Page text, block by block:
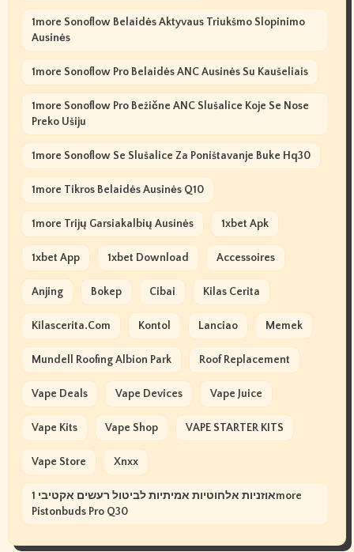
1more Sonoflow Belaidės Aktyvaus Triukšmo Slopinimo
Ausinės
1more Sonoflow Pro Belaidės ANC Ausinės Su Kaušeliais
1more Sonoflow Pro Bežične ANC Slušalice Koje Se Nose
Preko Ušiju
1more Sonoflow Se Slušalice Za Poništavanje Buke Hq30
1more Tikros Belaidės Ausinės Q10
1more Trijų Garsiakalbių Ausinės 1xbet Apk
1xbet App 1xbet Download Accessoires
Anjing Bokep Cibai Kilas Cerita
Kilascerita.com Kontol Lanciao Memek
Mundell Roofing Albion Park Roof Replacement
Vape Deals Vape Devices Vape Juice
Vape Kits Vape Shop VAPE STARTER KITS
Vape Store Xnxx
אוזניות אלחוטיות אמיתיות לביטול רעשים אקטיבי 1more
Pistonbuds Pro Q30